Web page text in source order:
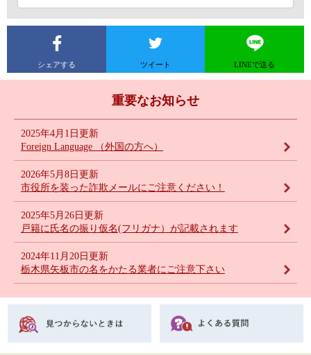
シェアする ツイート LINEで送る
重要なお知らせ
Foreign Language （外国の方へ）
2025年4月1日更新
市役所を装った詐欺メールにご注意ください！
2026年5月8日更新
戸籍に氏名の振り仮名(フリガナ）が記載されます
2025年5月26日更新
栃木県矢板市の名をかたる業者にご注意下さい
2024年11月20日更新